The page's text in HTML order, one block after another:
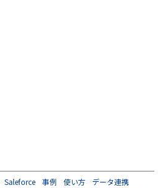
Saleforce 事例 使い方
データ連携